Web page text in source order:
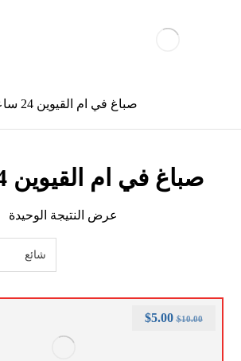
صباغ في ام القيوين 24 ساعة
صباغ في ام القيوين 24 ساعة
عرض النتيجة الوحيدة
$10.00
$5.00